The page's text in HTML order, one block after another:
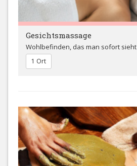
Gesichtsmassage
Wohlbefinden, das man sofort sieht
1 Ort